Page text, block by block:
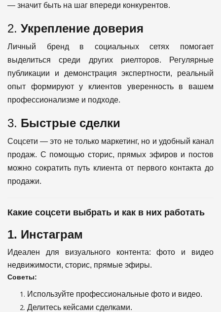
— значит быть на шаг впереди конкурентов.
2. Укрепление доверия
Личный бренд в социальных сетях помогает
выделиться среди других риелторов. Регулярные
публикации и демонстрация экспертности, реальный
опыт формируют у клиентов уверенность в вашем
профессионализме и подходе.
3. Быстрые сделки
Соцсети — это не только маркетинг, но и удобный канал
продаж. С помощью сторис, прямых эфиров и постов
можно сократить путь клиента от первого контакта до
продажи.
Какие соцсети выбрать и как в них работать
1. Инстаграм
Идеален для визуального контента: фото и видео
недвижимости, сторис, прямые эфиры.
Советы:
Используйте профессиональные фото и видео.
Делитесь кейсами сделками.